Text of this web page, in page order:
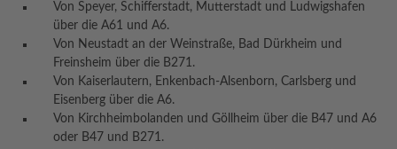
Von Speyer, Schifferstadt, Mutterstadt und Ludwigshafen
über die A61 und A6.
Von Neustadt an der Weinstraße, Bad Dürkheim und
Freinsheim über die B271.
Von Kaiserlautern, Enkenbach-Alsenborn, Carlsberg und
Eisenberg über die A6.
Von Kirchheimbolanden und Göllheim über die B47 und A6
oder B47 und B271.